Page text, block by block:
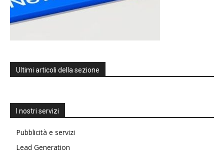
Ultimi articoli della sezione
I nostri servizi
Pubblicità e servizi
Lead Generation